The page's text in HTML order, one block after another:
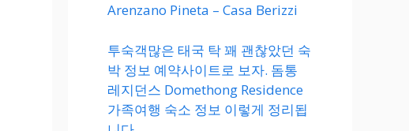
Arenzano Pineta – Casa Berizzi
투숙객많은 태국 탁 꽤 괜찮았던 숙
박 정보 예약사이트로 보자. 돔통
레지던스 Domethong Residence
가족여행 숙소 정보 이렇게 정리됩